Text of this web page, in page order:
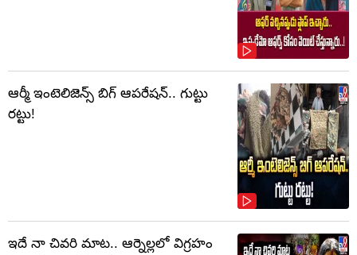
ఆర్మీ ఇంటెలిజెన్స్ బిగ్ ఆపరేషన్.. గుట్టు
రట్టు!
ఇదే నా చివరి మాట.. ఆర్నెల్లలో విగ్రహం